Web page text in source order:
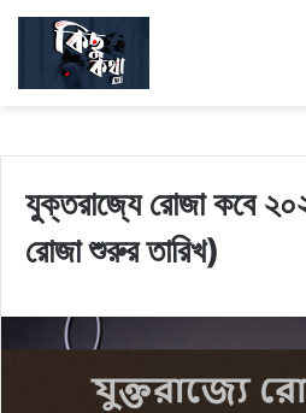
যুক্তরাজ্যে রোজা কবে
রোজা শুরুর তারিখ)